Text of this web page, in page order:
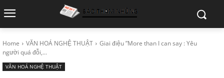
Home VĂN HOÁ NGHỆ THUẬT
Giai điệu ”More than I can say : Yêu
người quá đỗi,...
VĂN HOÁ NGHỆ THUẬT